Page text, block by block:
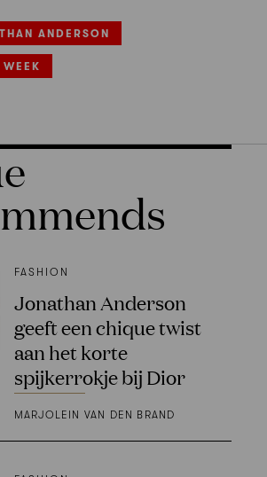
ANDERSON
FASHION
Jonathan Anderson
geeft een chique twist
aan het korte
spijkerrokje bij Dior
MARJOLEIN VAN DEN BRAND